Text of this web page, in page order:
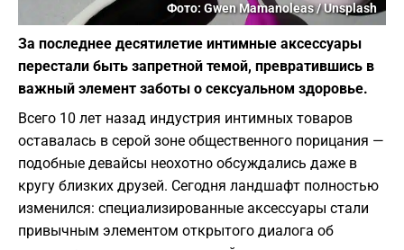
Фото: Gwen Mamanoleas / Unsplash
За последнее десятилетие интимные аксессуары
перестали быть запретной темой, превратившись в
важный элемент заботы о сексуальном здоровье.
Всего 10 лет назад индустрия интимных товаров
оставалась в серой зоне общественного порицания —
подобные девайсы неохотно обсуждались даже в
кругу близких друзей. Сегодня ландшафт полностью
изменился: специализированные аксессуары стали
привычным элементом открытого диалога об